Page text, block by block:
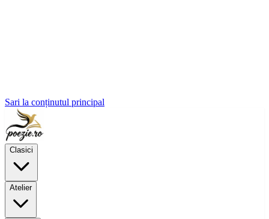
Sari la conținutul principal
Clasici
Atelier